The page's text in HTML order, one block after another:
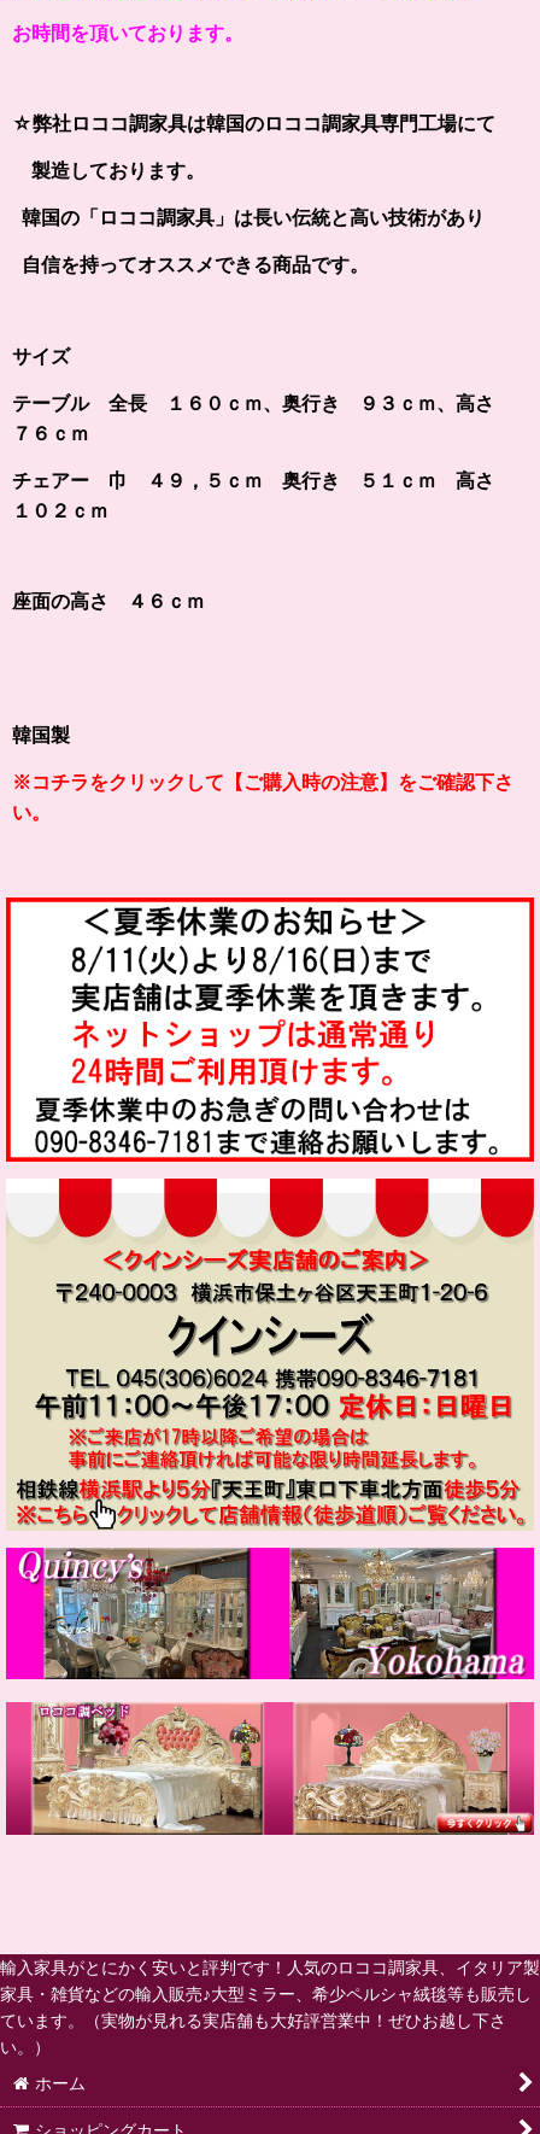
お時間を頂いております。
☆弊社ロココ調家具は韓国のロココ調家具専門工場にて
製造しております。
韓国の「ロココ調家具」は長い伝統と高い技術があり
自信を持ってオススメできる商品です。
サイズ
テーブル 全長 １６０ｃｍ、奥行き ９３ｃｍ、高さ
７６ｃｍ
チェアー 巾 ４９，５ｃｍ 奥行き ５１ｃｍ 高さ
１０２ｃｍ
座面の高さ ４６ｃｍ
韓国製
※コチラをクリックして【ご購入時の注意】をご確認下さ
い。
輸入家具がとにかく安いと評判です！人気のロココ調家具、イタリア製
家具・雑貨などの輸入販売♪大型ミラー、希少ペルシャ絨毯等も販売し
ています。（実物が見れる実店舗も大好評営業中！ぜひお越し下さ
い。）
ホーム
ショッピングカート